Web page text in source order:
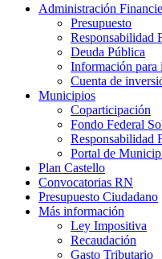
Administración
Presupuesto
Responsabilidad
Deuda Pública
Información para
Cuenta de
Municipios
Coparticipación
Fondo Federal
Responsabilidad
Portal de
Plan Castello
Convocatorias RN
Presupuesto Ciudadano
Más información
Ley Impositiva
Recaudación
Gasto Tributario